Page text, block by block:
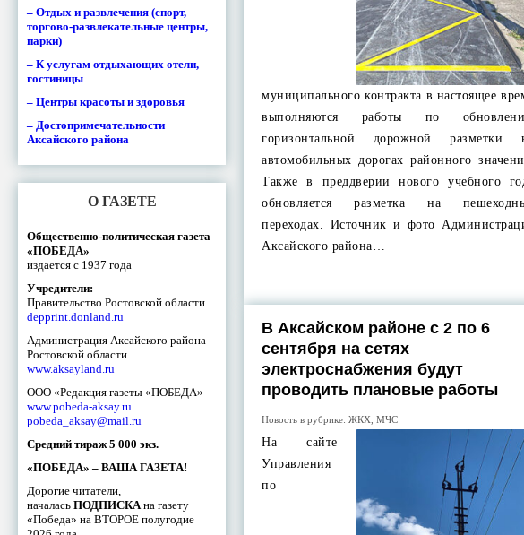
– Отдых и развлечения (спорт,
торгово-развлекательные центры,
парки)
– К услугам отдыхающих отели,
гостиницы
– Центры красоты и здоровья
– Достопримечательности
Аксайского района
О ГАЗЕТЕ
Общественно-политическая газета
«ПОБЕДА»
издается с 1937 года
Учредители:
Правительство Ростовской области
depprint.donland.ru
Администрация Аксайского района
Ростовской области
www.aksayland.ru
ООО «Редакция газеты «ПОБЕДА»
www.pobeda-aksay.ru
pobeda_aksay@mail.ru
Средний тираж 5 000 экз.
«ПОБЕДА» – ВАША ГАЗЕТА!
Дорогие читатели,
началась ПОДПИСКА на газету
«Победа» на ВТОРОЕ полугодие
муниципального контракта в настоящее
выполняются работы по
горизонтальной дорожной разметки
автомобильных дорогах районного
Также в преддверии нового учебного
обновляется разметка на
переходах. Источник и фото
Аксайского района…
В Аксайском районе с 2 по 6
сентября на сетях
электроснабжения будут
проводить плановые работы
Новость в рубрике:ЖКХ ,МЧС
На сайте
Управления
по